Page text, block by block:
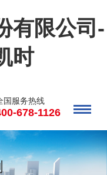
有限公司-
时
国服务热线
678-1126